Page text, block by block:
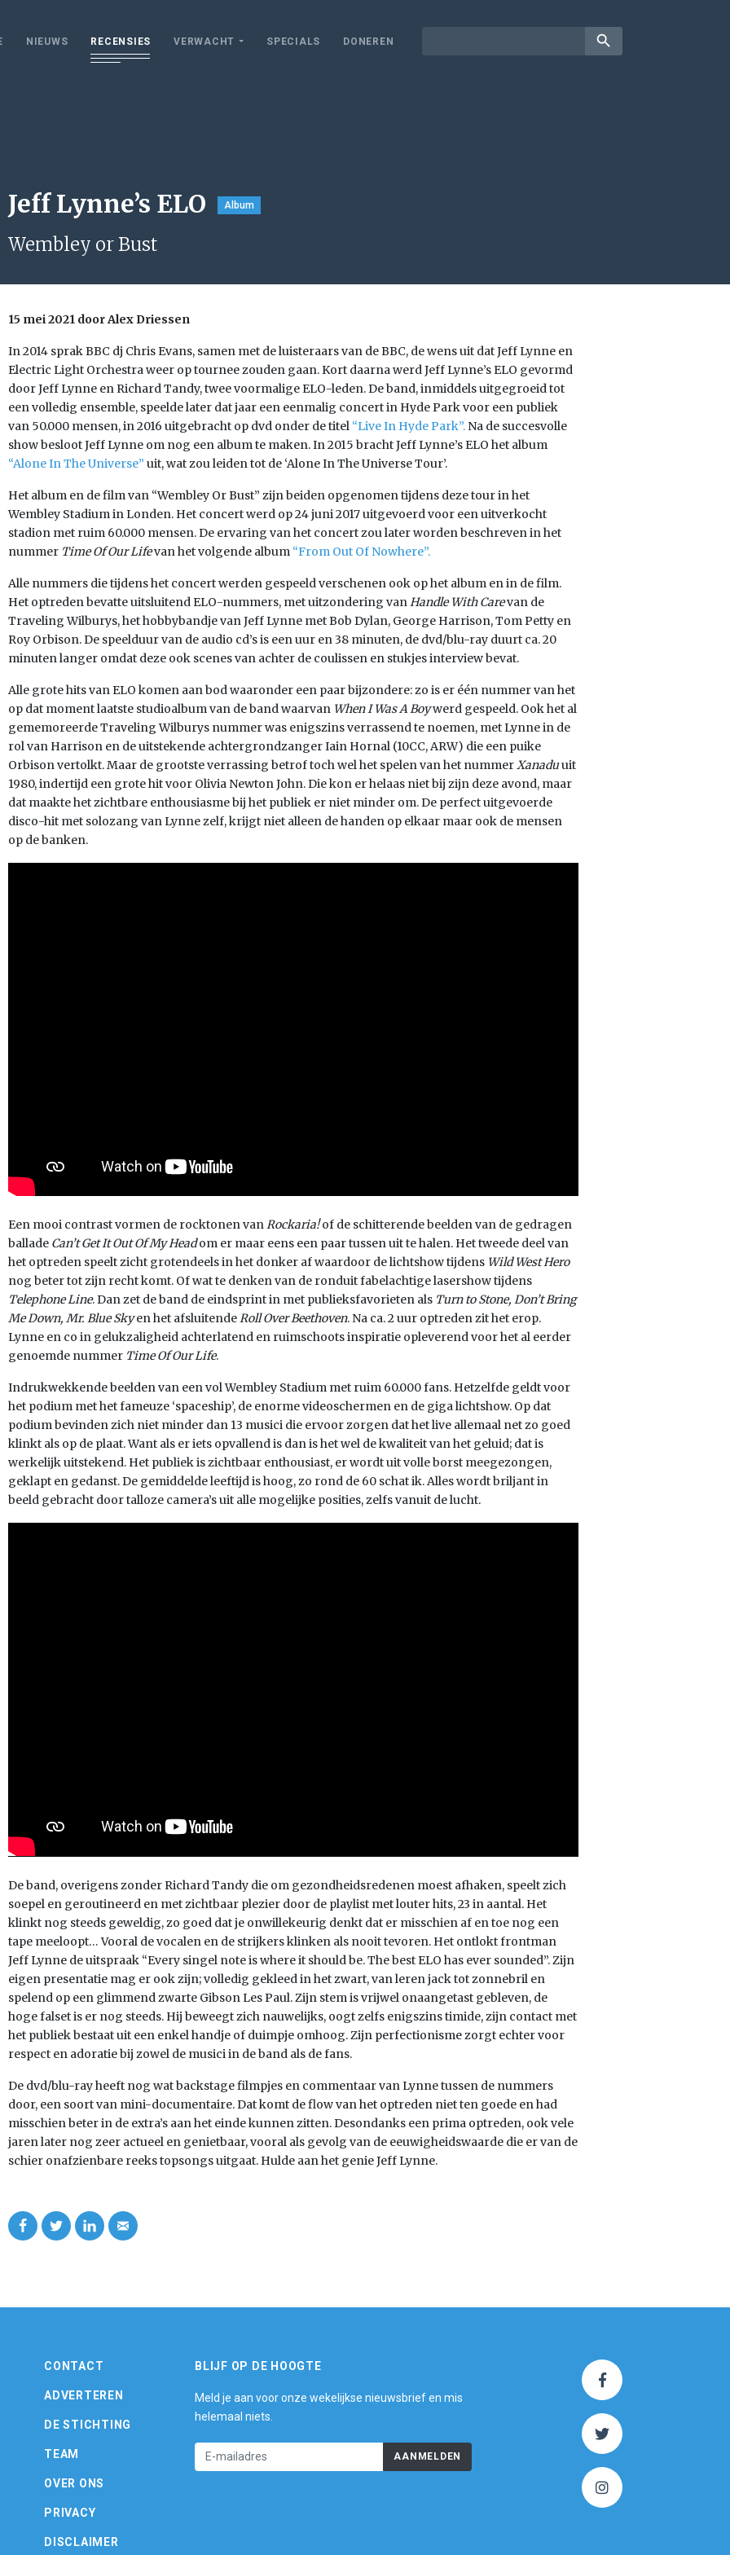
NIEUWS RECENSIES VERWACHT SPECIALS DONEREN search
Jeff Lynne’s ELO Album
Wembley or Bust
15 mei 2021 door Alex Driessen
In 2014 sprak BBC dj Chris Evans, samen met de luisteraars van de BBC, de wens uit dat Jeff Lynne en
Electric Light Orchestra weer op tournee zouden gaan. Kort daarna werd Jeff Lynne’s ELO gevormd
door Jeff Lynne en Richard Tandy, twee voormalige ELO-leden. De band, inmiddels uitgegroeid tot
een volledig ensemble, speelde later dat jaar een eenmalig concert in Hyde Park voor een publiek
van 50.000 mensen, in 2016 uitgebracht op dvd onder de titel “Live In Hyde Park”. Na de succesvolle
show besloot Jeff Lynne om nog een album te maken. In 2015 bracht Jeff Lynne’s ELO het album
“Alone In The Universe” uit, wat zou leiden tot de ‘Alone In The Universe Tour’.
Het album en de film van “Wembley Or Bust” zijn beiden opgenomen tijdens deze tour in het
Wembley Stadium in Londen. Het concert werd op 24 juni 2017 uitgevoerd voor een uitverkocht
stadion met ruim 60.000 mensen. De ervaring van het concert zou later worden beschreven in het
nummer Time Of Our Lifevan het volgende album “From Out Of Nowhere”.
Alle nummers die tijdens het concert werden gespeeld verschenen ook op het album en in de film.
Het optreden bevatte uitsluitend ELO-nummers, met uitzondering vanHandle With Carevan de
Traveling Wilburys, het hobbybandje van Jeff Lynne met Bob Dylan, George Harrison, Tom Petty en
Roy Orbison. De speelduur van de audio cd’s is een uur en 38 minuten, de dvd/blu-ray duurt ca. 20
minuten langer omdat deze ook scenes van achter de coulissen en stukjes interview bevat.
Alle grote hits van ELO komen aan bod waaronder een paar bijzondere: zo is er één nummer van het
op dat moment laatste studioalbum van de band waarvan When I Was A Boywerd gespeeld. Ook het al
gememoreerde Traveling Wilburys nummer was enigszins verrassend te noemen, met Lynne in de
rol van Harrison en de uitstekende achtergrondzanger Iain Hornal (10CC, ARW) die een puike
Orbison vertolkt. Maar de grootste verrassing betrof toch wel het spelen van het nummerXanaduuit
1980, indertijd een grote hit voor Olivia Newton John. Die kon er helaas niet bij zijn deze avond, maar
dat maakte het zichtbare enthousiasme bij het publiek er niet minder om. De perfect uitgevoerde
disco-hit met solozang van Lynne zelf, krijgt niet alleen de handen op elkaar maar ook de mensen
op de banken.
Een mooi contrast vormen de rocktonen vanRockaria!of de schitterende beelden van de gedragen
ballade Can’t Get It Out Of My Headom er maar eens een paar tussen uit te halen. Het tweede deel van
het optreden speelt zicht grotendeels in het donker af waardoor de lichtshow tijdens Wild West Hero
nog beter tot zijn recht komt. Of wat te denken van de ronduit fabelachtige lasershow tijdens
Telephone Line. Dan zet de band de eindsprint in met publieksfavorieten als Turn to Stone, Don’t Bring
Me Down, Mr. Blue Skyen het afsluitendeRoll Over Beethoven. Na ca. 2 uur optreden zit het erop.
Lynne en co in gelukzaligheid achterlatend en ruimschoots inspiratie opleverend voor het al eerder
genoemde nummer Time Of Our Life.
Indrukwekkende beelden van een vol Wembley Stadium met ruim 60.000 fans. Hetzelfde geldt voor
het podium met het fameuze ‘spaceship’, de enorme videoschermen en de giga lichtshow. Op dat
podium bevinden zich niet minder dan 13 musici die ervoor zorgen dat het live allemaal net zo goed
klinkt als op de plaat. Want als er iets opvallend is dan is het wel de kwaliteit van het geluid; dat is
werkelijk uitstekend. Het publiek is zichtbaar enthousiast, er wordt uit volle borst meegezongen,
geklapt en gedanst. De gemiddelde leeftijd is hoog, zo rond de 60 schat ik. Alles wordt briljant in
beeld gebracht door talloze camera’s uit alle mogelijke posities, zelfs vanuit de lucht.
De band, overigens zonder Richard Tandy die om gezondheidsredenen moest afhaken, speelt zich
soepel en geroutineerd en met zichtbaar plezier door de playlist met louter hits, 23 in aantal. Het
klinkt nog steeds geweldig, zo goed dat je onwillekeurig denkt dat er misschien af en toe nog een
tape meeloopt… Vooral de vocalen en de strijkers klinken als nooit tevoren. Het ontlokt frontman
Jeff Lynne de uitspraak “Every singel note is where it should be. The best ELO has ever sounded”. Zijn
eigen presentatie mag er ook zijn; volledig gekleed in het zwart, van leren jack tot zonnebril en
spelend op een glimmend zwarte Gibson Les Paul. Zijn stem is vrijwel onaangetast gebleven, de
hoge falset is er nog steeds. Hij beweegt zich nauwelijks, oogt zelfs enigszins timide, zijn contact met
het publiek bestaat uit een enkel handje of duimpje omhoog. Zijn perfectionisme zorgt echter voor
respect en adoratie bij zowel de musici in de band als de fans.
De dvd/blu-ray heeft nog wat backstage filmpjes en commentaar van Lynne tussen de nummers
door, een soort van mini-documentaire. Dat komt de flow van het optreden niet ten goede en had
misschien beter in de extra’s aan het einde kunnen zitten. Desondanks een prima optreden, ook vele
jaren later nog zeer actueel en genietbaar, vooral als gevolg van de eeuwigheidswaarde die er van de
schier onafzienbare reeks topsongs uitgaat. Hulde aan het genie Jeff Lynne.
CONTACT
ADVERTEREN
DE STICHTING
TEAM
OVER ONS
PRIVACY
DISCLAIMER
BLIJF OP DE HOOGTE
Meld je aan voor onze wekelijkse nieuwsbrief en mis
helemaal niets.
AANMELDEN